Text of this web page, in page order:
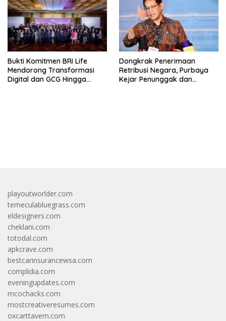
Bukti Komitmen BRI Life
Mendorong Transformasi
Digital dan GCG Hingga
Dongkrak Penerimaan
Retribusi Negara, Purbaya
Kejar Penunggak dan
playoutworlder.com
temeculabluegrass.com
eldesigners.com
cheklani.com
totodal.com
apkcrave.com
bestcarinsurancewsa.com
complidia.com
eveningupdates.com
mcochacks.com
mostcreativeresumes.com
oxcarttavern.com